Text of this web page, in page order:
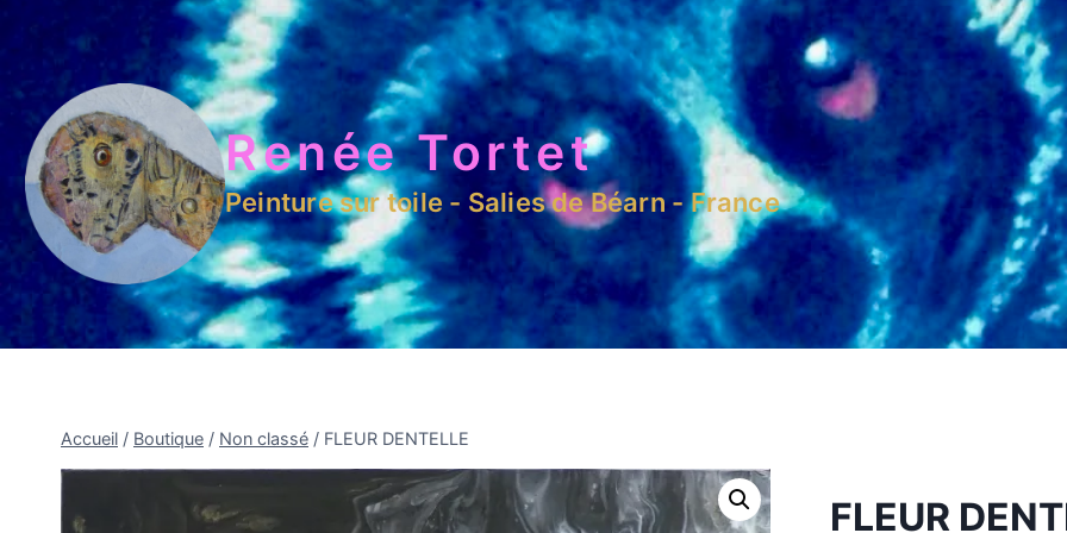
Renée Tortet
Peinture sur toile - Salies de Béarn - France
Accueil / Boutique / Non classé / FLEUR DENTELLE
FLEUR